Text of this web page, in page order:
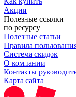
Акции
Полезные ссылки
по ресурсу
Полезные статьи
Правила
Система скидок
О компании
Контакты
Карта сайта